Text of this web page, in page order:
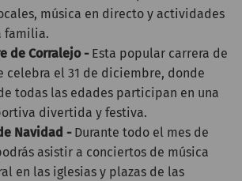
música en directo y actividades
familia.
de Corralejo -Esta popular carrera de
celebra el 31 de diciembre, donde
todas las edades participan en una
divertida y festiva.
Navidad -Durante todo el mes de
asistir a conciertos de música
en las iglesias y plazas de las